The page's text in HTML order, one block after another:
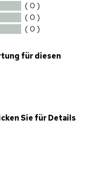
( 0 )
( 0 )
( 0 )
für diesen
Sie für Details